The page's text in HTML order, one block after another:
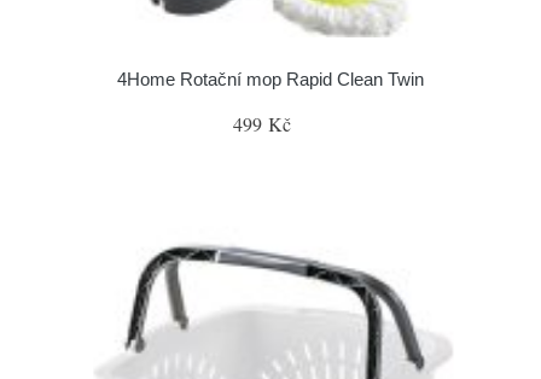
4Home Rotační mop Rapid Clean Twin
499 Kč